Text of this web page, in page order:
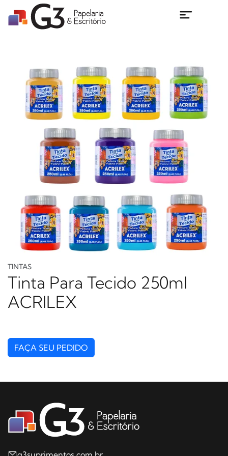
TINTAS
Tinta Para Tecido 250ml
ACRILEX
FAÇA SEU PEDIDO